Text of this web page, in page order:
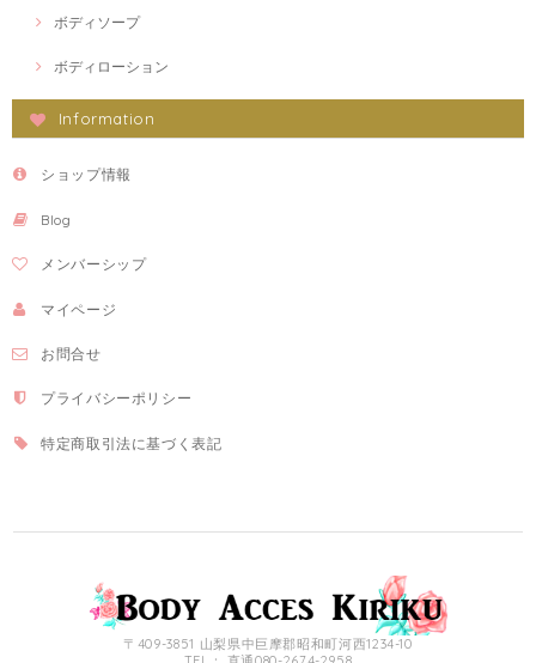
ボディソープ
ボディローション
Information
ショップ情報
Blog
メンバーシップ
マイページ
お問合せ
プライバシーポリシー
特定商取引法に基づく表記
〒409-3851 山梨県中巨摩郡昭和町河西1234-10